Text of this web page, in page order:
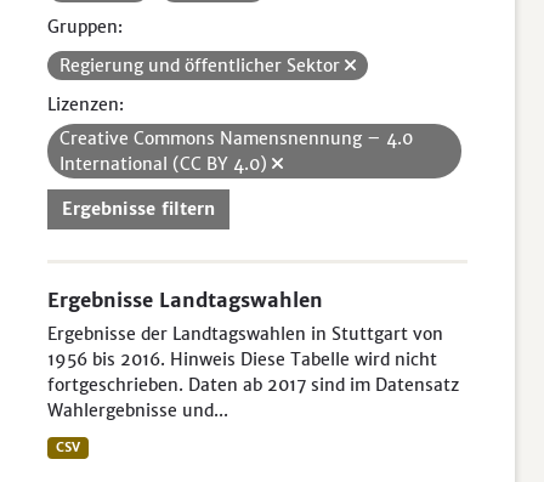
Gruppen:
Regierung und öffentlicher Sektor
Lizenzen:
Creative Commons Namensnennung – 4.0
International (CC BY 4.0)
Ergebnisse filtern
Ergebnisse Landtagswahlen
Ergebnisse der Landtagswahlen in Stuttgart von
1956 bis 2016. Hinweis Diese Tabelle wird nicht
fortgeschrieben. Daten ab 2017 sind im Datensatz
Wahlergebnisse und...
CSV